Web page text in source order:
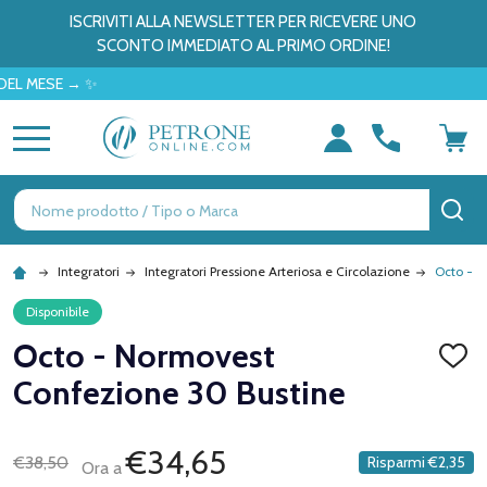
ISCRIVITI ALLA NEWSLETTER PER RICEVERE UNO
SCONTO IMMEDIATO AL PRIMO ORDINE!
→ ✨
Ricerca
Integratori Integratori Pressione Arteriosa e Circolazione Octo -
Disponibile
Octo - Normovest
Confezione 30 Bustine
€38,50
Ora a€34,65 Risparmi €2,35